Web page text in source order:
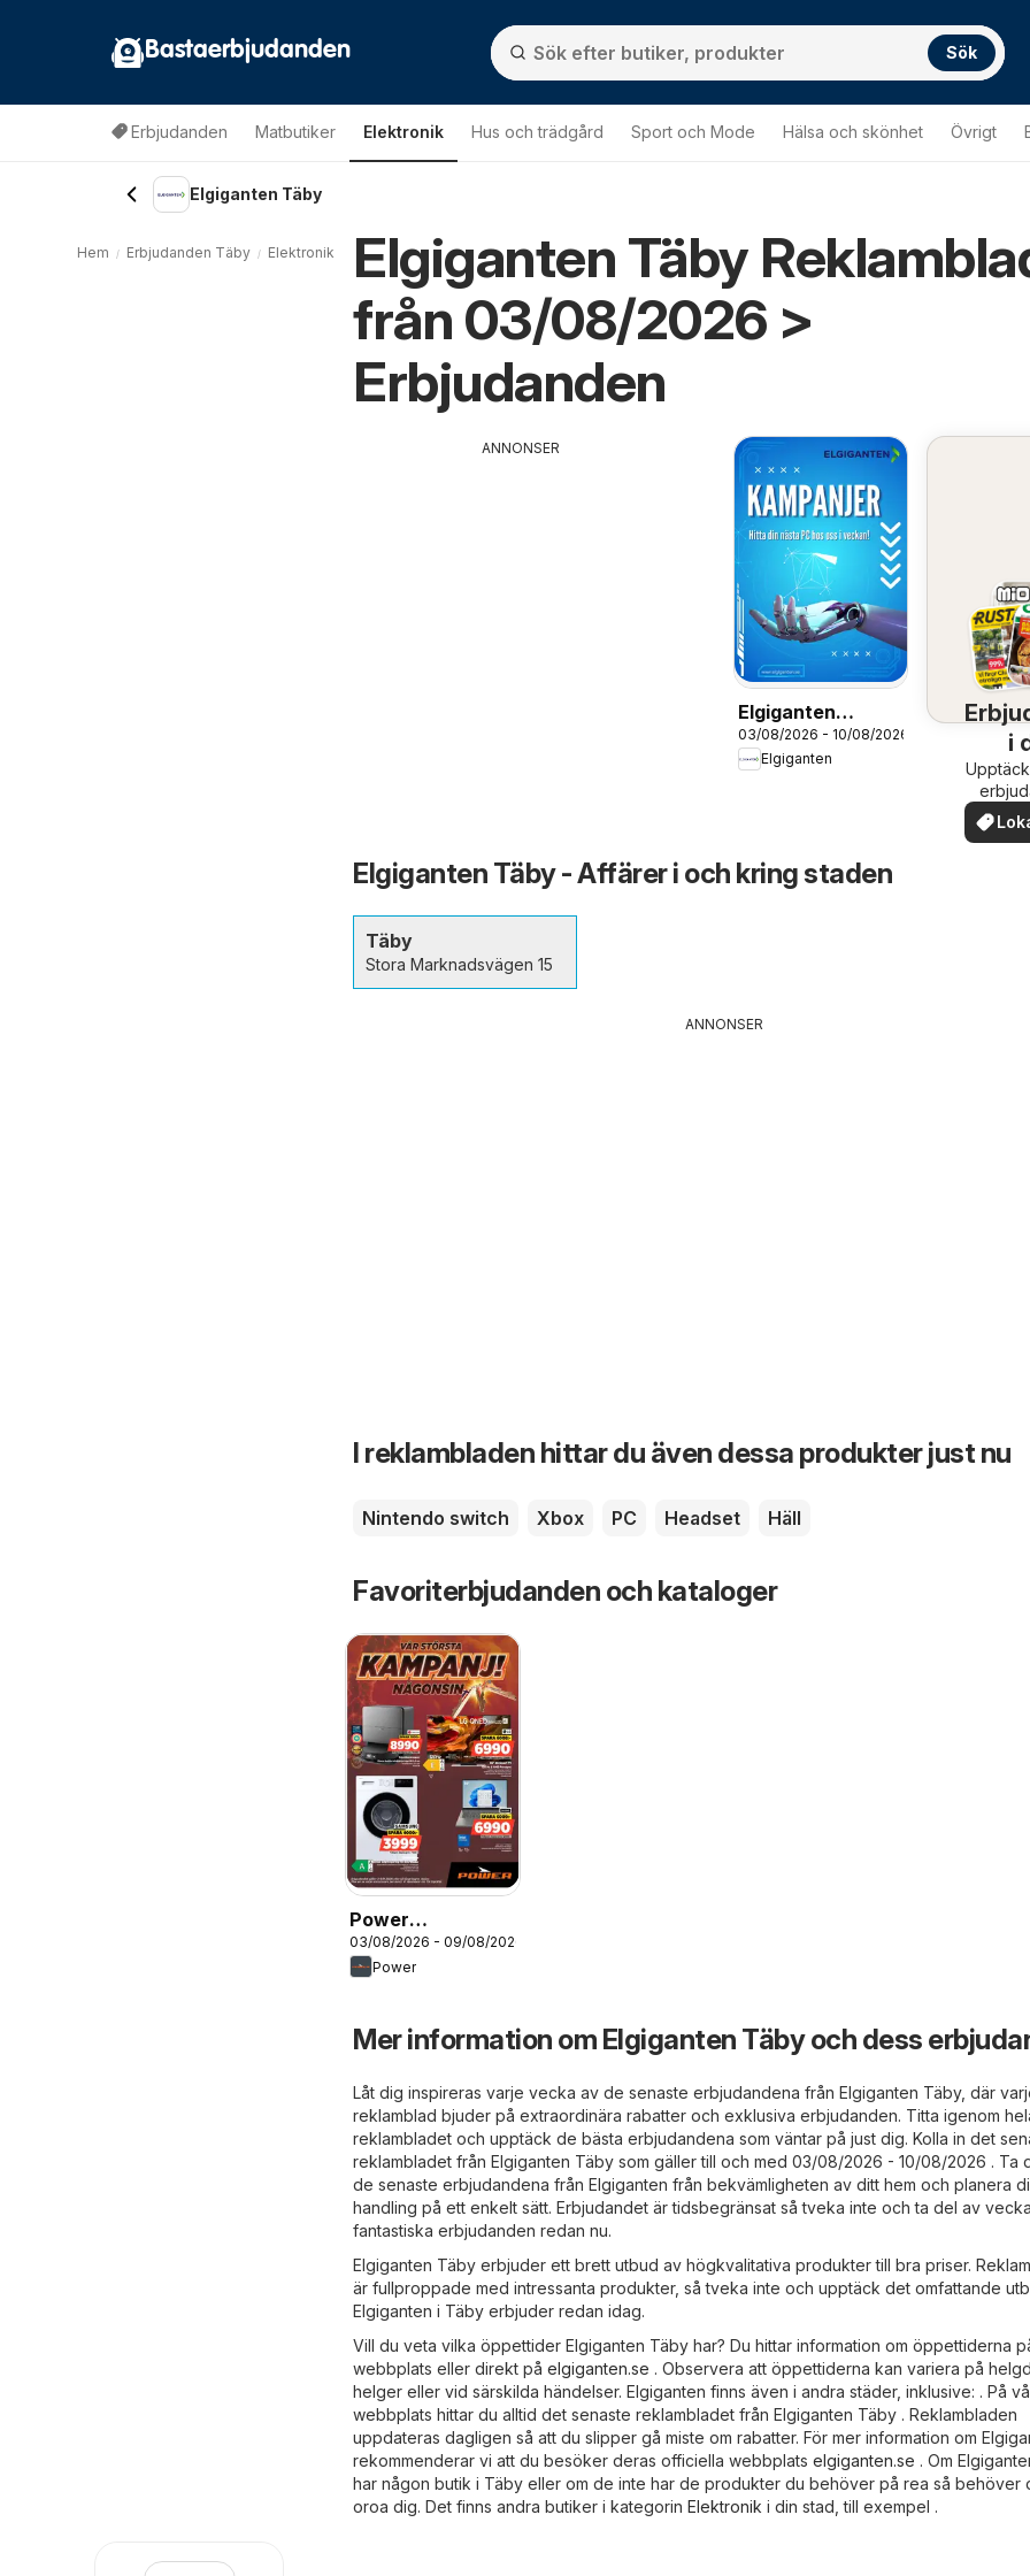
Bastaerbjudanden Sök
Erbjudanden Matbutiker Elektronik Hus och trädgård Sport och Mode Hälsa och skönhet Övrigt
Elgiganten Täby
Elgiganten Täby
från 03/08/2026 >
Erbjudanden
ANNONSER
Elgiganten
erbjudanden
03/08/2026 - 10/08/2026
Elgiganten
i
Elgiganten Täby - Affärer i och kring staden
Täby
Stora Marknadsvägen 15
ANNONSER
I reklambladen hittar du även dessa produkter just nu
Nintendo switch Xbox PC Headset Häll
Favoriterbjudanden och kataloger
Power
erbjudanden
03/08/2026 - 09/08/2026
Power
Mer information om Elgiganten Täby och dess
Låt dig inspireras varje vecka av de senaste erbjudandena från Elgiganten Täby, där
reklamblad bjuder på extraordinära rabatter och exklusiva erbjudanden. Titta igenom
reklambladet och upptäck de bästa erbjudandena som väntar på just dig. Kolla in det
reklambladet från Elgiganten Täby som gäller till och med 03/08/2026 - 10/08/2026 . Ta
de senaste erbjudandena från Elgiganten från bekvämligheten av ditt hem och planera
handling på ett enkelt sätt. Erbjudandet är tidsbegränsat så tveka inte och ta del av
fantastiska erbjudanden redan nu.
Elgiganten Täby erbjuder ett brett utbud av högkvalitativa produkter till bra priser.
är fullproppade med intressanta produkter, så tveka inte och upptäck det omfattande
Elgiganten i Täby erbjuder redan idag.
Vill du veta vilka öppettider Elgiganten Täby har? Du hittar information om öppettiderna
webbplats eller direkt på elgiganten.se . Observera att öppettiderna kan variera på
helger eller vid särskilda händelser. Elgiganten finns även i andra städer, inklusive: . På
webbplats hittar du alltid det senaste reklambladet från Elgiganten Täby . Reklambladen
uppdateras dagligen så att du slipper gå miste om rabatter. För mer information om
rekommenderar vi att du besöker deras officiella webbplats elgiganten.se . Om
har någon butik i Täby eller om de inte har de produkter du behöver på rea så behöver
oroa dig. Det finns andra butiker i kategorin Elektronik i din stad, till exempel .
Hem Erbjudanden Täby Elektronik Täby Elgiganten Täby